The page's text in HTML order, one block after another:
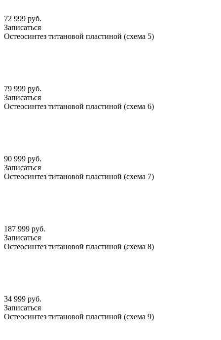
72 999 руб.
Записаться
Остеосинтез титановой пластиной (схема 5)
79 999 руб.
Записаться
Остеосинтез титановой пластиной (схема 6)
90 999 руб.
Записаться
Остеосинтез титановой пластиной (схема 7)
187 999 руб.
Записаться
Остеосинтез титановой пластиной (схема 8)
34 999 руб.
Записаться
Остеосинтез титановой пластиной (схема 9)